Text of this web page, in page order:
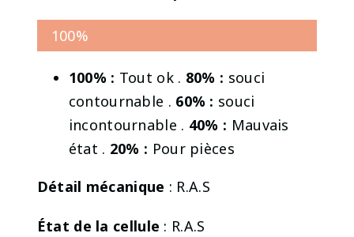
100%
100% : Tout ok . 80% : souci
contournable . 60% : souci
incontournable . 40% : Mauvais
état . 20% : Pour pièces
Détail mécanique : R.A.S
État de la cellule : R.A.S